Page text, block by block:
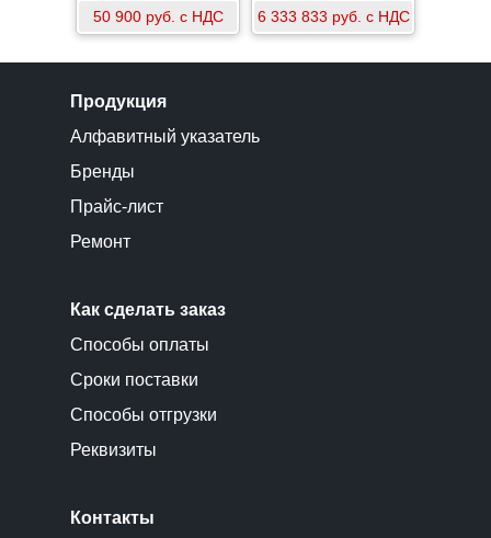
50 900 руб. с НДС 6 333 833 руб. с НДС
Продукция
Алфавитный указатель
Бренды
Прайс-лист
Ремонт
Как сделать заказ
Способы оплаты
Сроки поставки
Способы отгрузки
Реквизиты
Контакты